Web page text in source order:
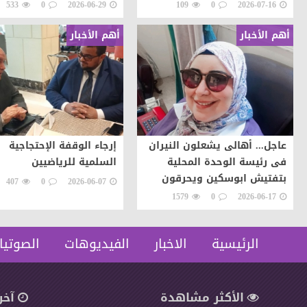
2026-07-16
0
109
نحو التطور والابداع
2026-06-29
0
533
أهم الأخبار
عاجل... أهالى يشعلون النيران
فى رئيسة الوحدة المحلية
بتفتيش ابوسكين ويحرقون
سيارتها اعتراضات على تنفيذ
قرار إزالة..
2026-06-17
0
1579
أهم الأخبار
إرجاء الوقفة الإحتجاجية
السلمية للرياضيين
2026-06-07
0
407
الرئيسية الاخبار الفيديوهات
الأكثر مشاهدة